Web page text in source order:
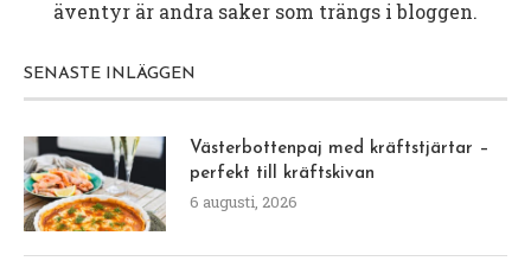
äventyr är andra saker som trängs i bloggen.
SENASTE INLÄGGEN
Västerbottenpaj med kräftstjärtar –
perfekt till kräftskivan
6 augusti, 2026